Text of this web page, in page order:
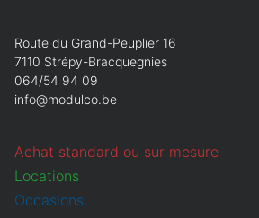
Route du Grand-Peuplier 16
7110 Strépy-Bracquegnies
064/54 94 09
info@modulco.be
Achat standard ou sur mesure
Locations
Occasions